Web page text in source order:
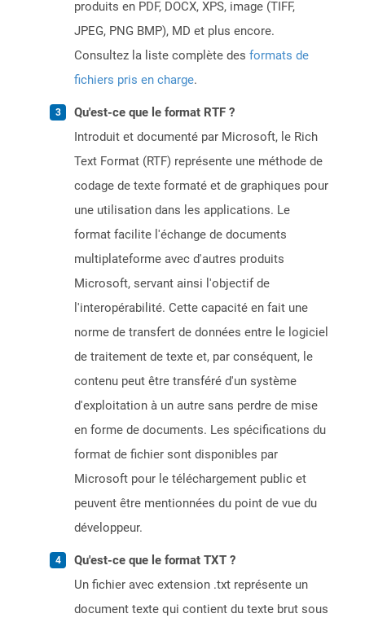
produits en PDF, DOCX, XPS, image (TIFF,
JPEG, PNG BMP), MD et plus encore.
Consultez la liste complète des formats de
fichiers pris en charge.
Qu'est-ce que le format RTF ?
Introduit et documenté par Microsoft, le Rich
Text Format (RTF) représente une méthode de
codage de texte formaté et de graphiques pour
une utilisation dans les applications. Le
format facilite l'échange de documents
multiplateforme avec d'autres produits
Microsoft, servant ainsi l'objectif de
l'interopérabilité. Cette capacité en fait une
norme de transfert de données entre le logiciel
de traitement de texte et, par conséquent, le
contenu peut être transféré d'un système
d'exploitation à un autre sans perdre de mise
en forme de documents. Les spécifications du
format de fichier sont disponibles par
Microsoft pour le téléchargement public et
peuvent être mentionnées du point de vue du
développeur.
Qu'est-ce que le format TXT ?
Un fichier avec extension .txt représente un
document texte qui contient du texte brut sous